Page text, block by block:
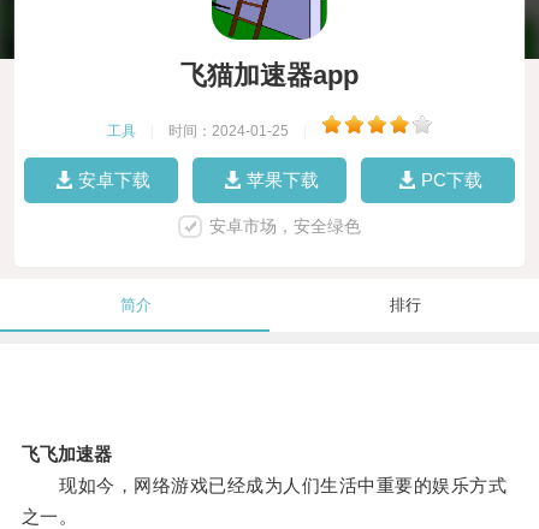
飞猫加速器app
工具 时间：2024-01-25
安卓下载 苹果下载 PC下载
安卓市场，安全绿色
简介 排行
飞飞加速器
现如今，网络游戏已经成为人们生活中重要的娱乐方式
之一。